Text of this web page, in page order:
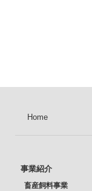
Home
事業紹介
畜産飼料事業